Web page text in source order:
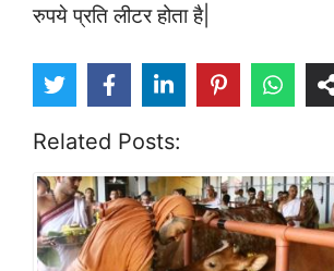
रुपये प्रति लीटर होता है|
Related Posts: